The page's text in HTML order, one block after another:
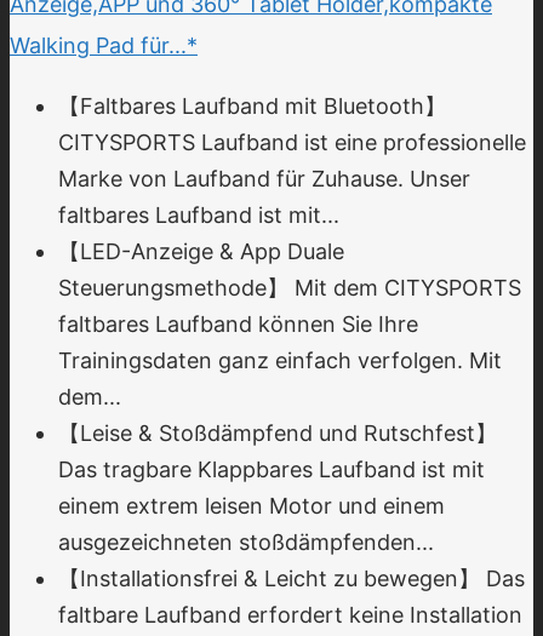
Walking Pad für...*
【Faltbares Laufband mit Bluetooth】
CITYSPORTS Laufband ist eine professionelle
Marke von Laufband für Zuhause. Unser
faltbares Laufband ist mit...
【LED-Anzeige & App Duale
Steuerungsmethode】 Mit dem CITYSPORTS
faltbares Laufband können Sie Ihre
Trainingsdaten ganz einfach verfolgen. Mit
dem...
【Leise & Stoßdämpfend und Rutschfest】
Das tragbare Klappbares Laufband ist mit
einem extrem leisen Motor und einem
ausgezeichneten stoßdämpfenden...
【Installationsfrei & Leicht zu bewegen】 Das
faltbare Laufband erfordert keine Installation